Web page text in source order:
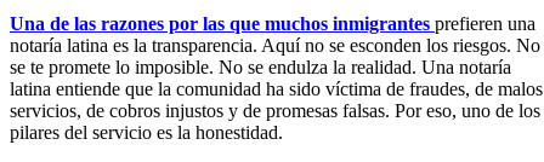
Una de las razones por las que muchos inmigrantes prefieren una
notaría latina es la transparencia. Aquí no se esconden los riesgos. No
se te promete lo imposible. No se endulza la realidad. Una notaría
latina entiende que la comunidad ha sido víctima de fraudes, de malos
servicios, de cobros injustos y de promesas falsas. Por eso, uno de los
pilares del servicio es la honestidad.